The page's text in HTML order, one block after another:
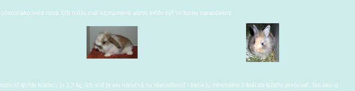
ako levia hriva. Uši môžu mať vzpriamené alebo môžu byť vo forme barančekov.
týchto králikov je 1,3 kg. Ich srsť je ale náročná na starostlivosť - treba ju minimálne 2-krát do týždňa prečesať. Tak ako aj